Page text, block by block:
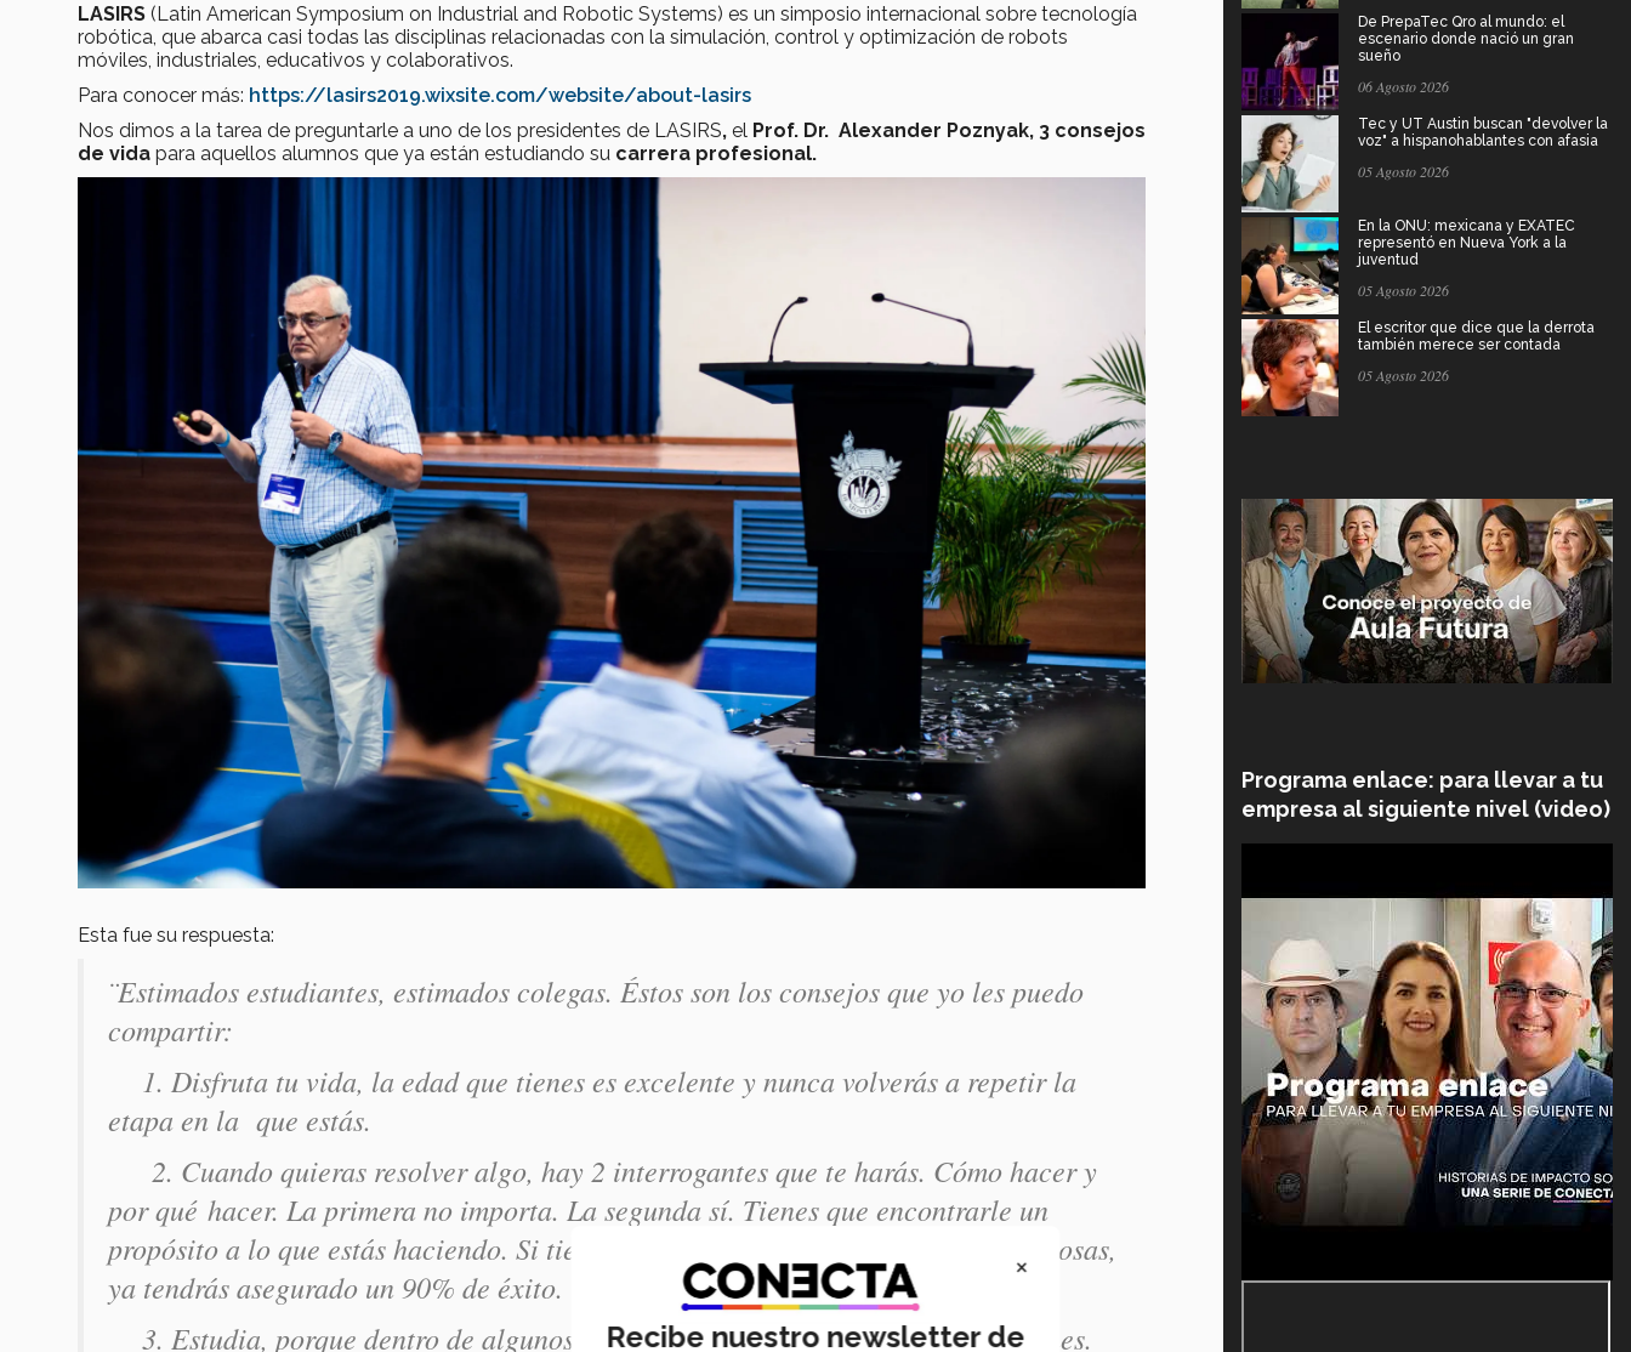
LASIRS (Latin American Symposium on Industrial and Robotic Systems) es un simposio internacional sobre tecnología
robótica, que abarca casi todas las disciplinas relacionadas con la simulación, control y optimización de robots
móviles, industriales, educativos y colaborativos.
Para conocer más: https://lasirs2019.wixsite.com/website/about-lasirs
Nos dimos a la tarea de preguntarle a uno de los presidentes de LASIRS, el Prof. Dr. Alexander Poznyak, 3 consejos
de vida para aquellos alumnos que ya están estudiando su carrera profesional.
Esta fue su respuesta:
¨Estimados estudiantes, estimados colegas. Éstos son los consejos que yo les puedo
compartir:
1. Disfruta tu vida, la edad que tienes es excelente y nunca volverás a repetir la
etapa en la que estás.
2. Cuando quieras resolver algo, hay 2 interrogantes que te harás. Cómo hacer y
por qué hacer. La primera no importa. La segunda sí. Tienes que encontrarle un
propósito a lo que estás haciendo. Si tienes un verdadero motivo para hacer las cosas,
ya tendrás asegurado un 90% de éxito.
3. Estudia, porque dentro de algunos años ya no vas a tener el tiempo que tienes.
De PrepaTec Qro al mundo: el
escenario donde nació un gran
sueño
06 Agosto 2026
Tec y UT Austin buscan "devolver la
voz" a hispanohablantes con afasia
05 Agosto 2026
En la ONU: mexicana y EXATEC
representó en Nueva York a la
juventud
05 Agosto 2026
El escritor que dice que la derrota
también merece ser contada
05 Agosto 2026
Programa enlace: para llevar a tu
empresa al siguiente nivel (video)
×
Recibe nuestro newsletter de